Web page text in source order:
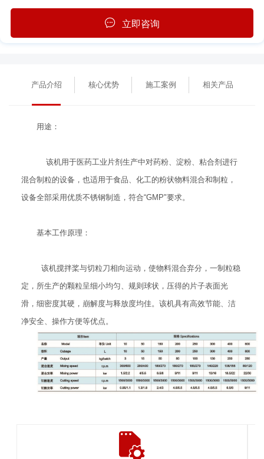
立即咨询
产品介绍 核心优势 施工案例 相关产品
用途：
该机用于医药工业片剂生产中对药粉、淀粉、粘合剂进行
混合制粒的设备，也适用于食品、化工的粉状物料混合和制粒，
设备全部采用优质不锈钢制造，符合“GMP"要求。
基本工作原理：
该机搅拌桨与切粒刀相向运动，使物料混合弃分，一制粒稳
定，所生产的颗粒呈细小均匀、规则球状，压得的片子表面光
滑，细密度其硬，崩解度与释放度均佳。该机具有高效节能、洁
净安全、操作方便等优点。